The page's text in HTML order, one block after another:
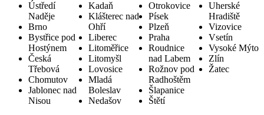
Ústředí
Naděje
Brno
Bystřice pod
Hostýnem
Česká
Třebová
Chomutov
Jablonec nad
Nisou
Kadaň
Klášterec nad
Ohří
Liberec
Litoměřice
Litomyšl
Lovosice
Mladá
Boleslav
Nedašov
Otrokovice
Písek
Plzeň
Praha
Roudnice
nad Labem
Rožnov pod
Radhoštěm
Šlapanice
Štětí
Uherské
Hradiště
Vizovice
Vsetín
Vysoké Mýto
Zlín
Žatec